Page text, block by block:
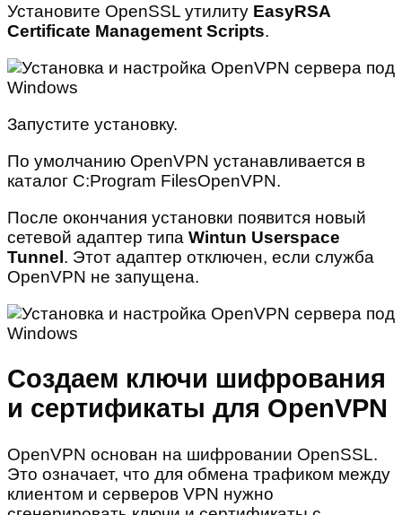
Установите OpenSSL утилиту EasyRSA
Certificate Management Scripts.
Запустите установку.
По умолчанию OpenVPN устанавливается в
каталог C:Program FilesOpenVPN.
После окончания установки появится новый
сетевой адаптер типа Wintun Userspace
Tunnel. Этот адаптер отключен, если служба
OpenVPN не запущена.
Создаем ключи шифрования
и сертификаты для OpenVPN
OpenVPN основан на шифровании OpenSSL.
Это означает, что для обмена трафиком между
клиентом и серверов VPN нужно